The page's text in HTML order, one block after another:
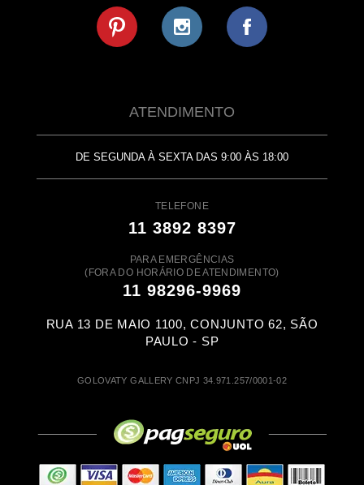
ATENDIMENTO
DE SEGUNDA À SEXTA DAS 9:00 ÀS 18:00
TELEFONE
11 3892 8397
PARA EMERGÊNCIAS
(FORA DO HORÁRIO DE ATENDIMENTO)
11 98296-9969
RUA 13 DE MAIO 1100, CONJUNTO 62, SÃO
PAULO - SP
GOLOVATY GALLERY CNPJ 34.971.257/0001-02